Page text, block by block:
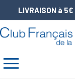
LIVRAISON à 5€